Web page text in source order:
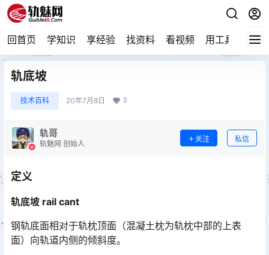
回首页 学知识 享经验 找资料 看视频 用工具 论技
轨底坡
技术百科 20年7月8日 3
轨哥
轨魅网 创始人
关注 私信
定义
轨底坡 rail cant
钢轨底面相对于轨枕顶面（混凝土枕为轨枕中部的上表
面）向轨道内侧的倾斜度。